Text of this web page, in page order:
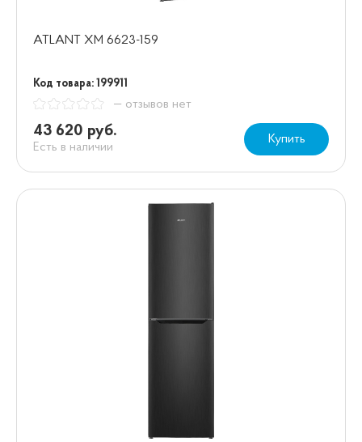
ATLANT XM 6623-159
Код товара: 199911
— отзывов нет
43 620 руб.
Есть в наличии
Купить